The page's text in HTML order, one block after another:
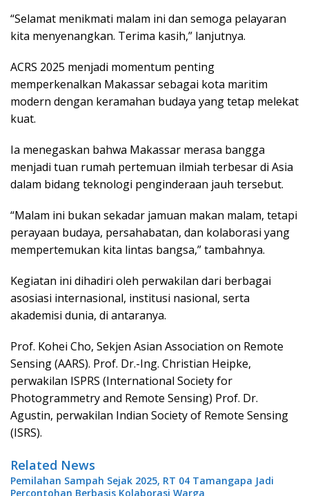
“Selamat menikmati malam ini dan semoga pelayaran
kita menyenangkan. Terima kasih,” lanjutnya.
ACRS 2025 menjadi momentum penting
memperkenalkan Makassar sebagai kota maritim
modern dengan keramahan budaya yang tetap melekat
kuat.
Ia menegaskan bahwa Makassar merasa bangga
menjadi tuan rumah pertemuan ilmiah terbesar di Asia
dalam bidang teknologi penginderaan jauh tersebut.
“Malam ini bukan sekadar jamuan makan malam, tetapi
perayaan budaya, persahabatan, dan kolaborasi yang
mempertemukan kita lintas bangsa,” tambahnya.
Kegiatan ini dihadiri oleh perwakilan dari berbagai
asosiasi internasional, institusi nasional, serta
akademisi dunia, di antaranya.
Prof. Kohei Cho, Sekjen Asian Association on Remote
Sensing (AARS). Prof. Dr.-Ing. Christian Heipke,
perwakilan ISPRS (International Society for
Photogrammetry and Remote Sensing) Prof. Dr.
Agustin, perwakilan Indian Society of Remote Sensing
(ISRS).
Related News
Pemilahan Sampah Sejak 2025, RT 04 Tamangapa Jadi
Percontohan Berbasis Kolaborasi Warga